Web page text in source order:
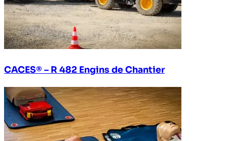
CACES® – R 482 Engins de Chantier